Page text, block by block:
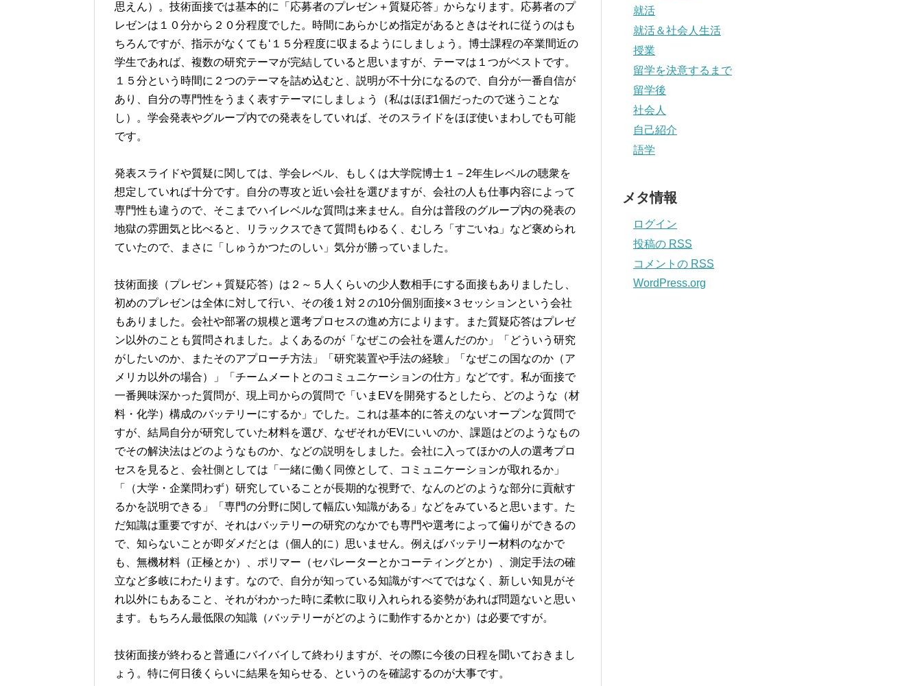
思えん）。技術面接では基本的に「応募者のプレゼン＋質疑応答」からなります。応募者のプ
レゼンは１０分から２０分程度でした。時間にあらかじめ指定があるときはそれに従うのはも
ちろんですが、指示がなくても‘１５分程度に収まるようにしましょう。博士課程の卒業間近の
学生であれば、複数の研究テーマが完結していると思いますが、テーマは１つがベストです。
１５分という時間に２つのテーマを詰め込むと、説明が不十分になるので、自分が一番自信が
あり、自分の専門性をうまく表すテーマにしましょう（私はほぼ1個だったので迷うことな
し）。学会発表やグループ内での発表をしていれば、そのスライドをほぼ使いまわしでも可能
です。
発表スライドや質疑に関しては、学会レベル、もしくは大学院博士１－2年生レベルの聴衆を
想定していれば十分です。自分の専攻と近い会社を選びますが、会社の人も仕事内容によって
専門性も違うので、そこまでハイレベルな質問は来ません。自分は普段のグループ内の発表の
地獄の雰囲気と比べると、リラックスできて質問もゆるく、むしろ「すごいね」など褒められ
ていたので、まさに「しゅうかつたのしい」気分が勝っていました。
技術面接（プレゼン＋質疑応答）は２～５人くらいの少人数相手にする面接もありましたし、
初めのプレゼンは全体に対して行い、その後１対２の10分個別面接×３セッションという会社
もありました。会社や部署の規模と選考プロセスの進め方によります。また質疑応答はプレゼ
ン以外のことも質問されました。よくあるのが「なぜこの会社を選んだのか」「どういう研究
がしたいのか、またそのアプローチ方法」「研究装置や手法の経験」「なぜこの国なのか（ア
メリカ以外の場合）」「チームメートとのコミュニケーションの仕方」などです。私が面接で
一番興味深かった質問が、現上司からの質問で「いまEVを開発するとしたら、どのような（材
料・化学）構成のバッテリーにするか」でした。これは基本的に答えのないオープンな質問で
すが、結局自分が研究していた材料を選び、なぜそれがEVにいいのか、課題はどのようなもの
でその解決法はどのようなものか、などの説明をしました。会社に入ってほかの人の選考プロ
セスを見ると、会社側としては「一緒に働く同僚として、コミュニケーションが取れるか」
「（大学・企業問わず）研究していることが長期的な視野で、なんのどのような部分に貢献す
るかを説明できる」「専門の分野に関して幅広い知識がある」などをみていると思います。た
だ知識は重要ですが、それはバッテリーの研究のなかでも専門や選考によって偏りができるの
で、知らないことが即ダメだとは（個人的に）思いません。例えばバッテリー材料のなかで
も、無機材料（正極とか）、ポリマー（セパレーターとかコーティングとか）、測定手法の確
立など多岐にわたります。なので、自分が知っている知識がすべてではなく、新しい知見がそ
れ以外にもあること、それがわかった時に柔軟に取り入れられる姿勢があれば問題ないと思い
ます。もちろん最低限の知識（バッテリーがどのように動作するかとか）は必要ですが。
技術面接が終わると普通にバイバイして終わりますが、その際に今後の日程を聞いておきまし
ょう。特に何日後くらいに結果を知らせる、というのを確認するのが大事です。
就活
就活＆社会人生活
授業
留学を決意するまで
留学後
社会人
自己紹介
語学
メタ情報
ログイン
投稿の RSS
コメントの RSS
WordPress.org